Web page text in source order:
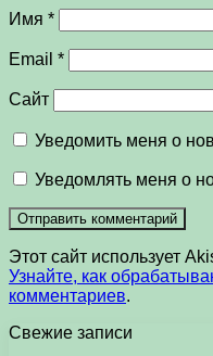
Имя *
Email *
Сайт
Уведомить меня о
Уведомлять меня о
Этот сайт использует
Узнайте, как
комментариев.
Свежие записи